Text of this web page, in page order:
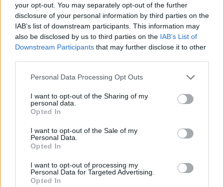
your opt-out. You may separately opt-out of the further
disclosure of your personal information by third parties on the
IAB’s list of downstream participants. This information may
also be disclosed by us to third parties on the IAB’s List of
Downstream Participants that may further disclose it to other
Personal Data Processing Opt Outs
I want to opt-out of the Sharing of my
personal data.
Opted In
I want to opt-out of the Sale of my
Personal Data.
Opted In
I want to opt-out of processing my
Personal Data for Targeted Advertising.
Opted In
Szerzői jogok
Adatvédelmi tájékoztató
Cookie-kezelési tájékoztató
Hozzászólási szabályzat
Nyomtatott lapjaink archívuma
Székely Hírmondó archívuma
Sütibeállítások
Médiatér